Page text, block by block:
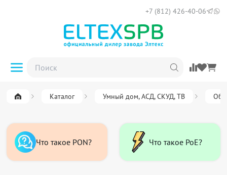
+7 (812) 426-40-06
Каталог Умный дом, АСД, СКУД, ТВ
Что такое PON? Что такое PoE?